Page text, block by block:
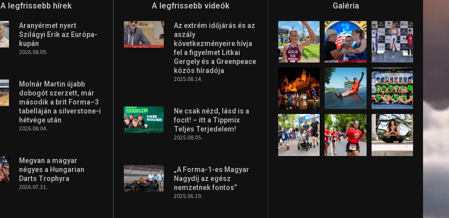
A legfrissebb hírek
Aranyérmet nyert
Szilágyi Erik az Európa-
kupán
2026.08.05.
Molnár Martin újabb
dobogót szerzett, már
második a brit Forma–3
tabelláján a silverstone-i
hétvége után
2026.08.04.
Megvan a magyar
négyes a Hungarian
Darts Trophyra
2026.07.31.
A legfrissebb videók
Az extrém időjárás és az
aszály
következményeire hívja
fel a figyelmet Litkai
Gergely és a Greenpeace
közös híradója
2025.08.14.
Ne csak nézd, lásd is a
focit! – itt a Tippmix
Teljes Terjedelem!
2025.08.05.
„A Forma-1-es Magyar
Nagydíj az egész
nemzetnek fontos”
2025.06.19.
Galéria